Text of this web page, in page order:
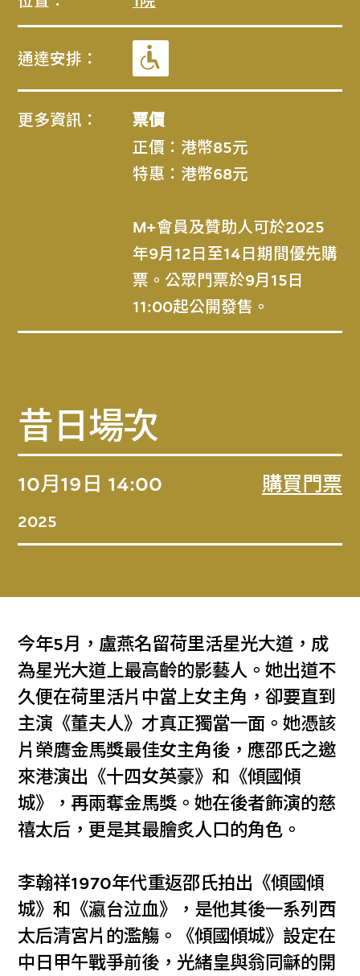
通達安排：
更多資訊： 票價
正價：港幣85元
特惠：港幣68元
M+會員及贊助人可於2025
年9月12日至14日期間優先購
票。公眾門票於9月15日
11:00起公開發售。
昔日場次
10月19日
2025
14:00 購買門票
今年5月，盧燕名留荷里活星光大道，成
為星光大道上最高齡的影藝人。她出道不
久便在荷里活片中當上女主角，卻要直到
主演《董夫人》才真正獨當一面。她憑該
片榮膺金馬獎最佳女主角後，應邵氏之邀
來港演出《十四女英豪》和《傾國傾
城》，再兩奪金馬獎。她在後者飾演的慈
禧太后，更是其最膾炙人口的角色。
李翰祥1970年代重返邵氏拍出《傾國傾
城》和《瀛台泣血》，是他其後一系列西
太后清宮片的濫觴。《傾國傾城》設定在
中日甲午戰爭前後，光緒皇與翁同龢的開